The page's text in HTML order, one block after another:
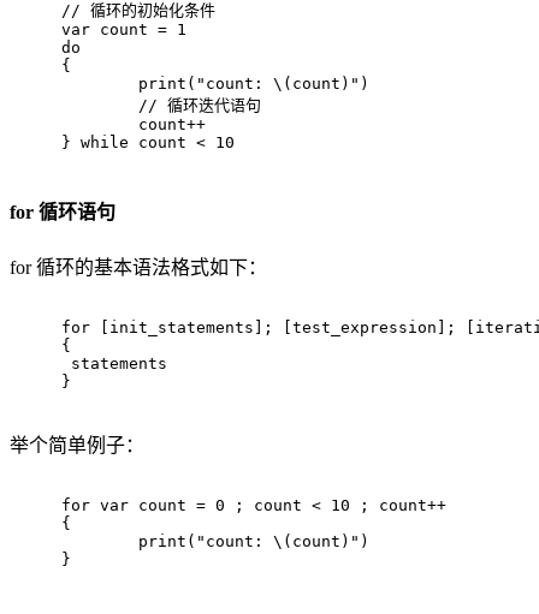
// 循环的初始化条件
var count = 1
do
{
print ( "count: \(count)" )
// 循环迭代语句
count++
} while count < 10
for 循环语句
for 循环的基本语法格式如下：
for [init_statements]; [test_expression];
{
statements
}
举个简单例子：
for var count = 0 ; count < 10 ; count++
{
print ( "count: \(count)" )
}